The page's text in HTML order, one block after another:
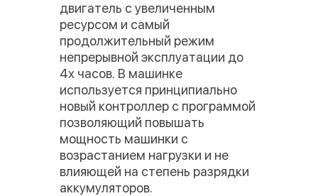
двигатель с увеличенным
ресурсом и самый
продолжительный режим
непрерывной эксплуатации до
4х часов. В машинке
используется принципиально
новый контроллер с программой
позволяющий повышать
мощность машинки с
возрастанием нагрузки и не
влияющей на степень разрядки
аккумуляторов.